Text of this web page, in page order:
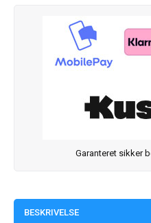
Garanteret sikker
BESKRIVELSE